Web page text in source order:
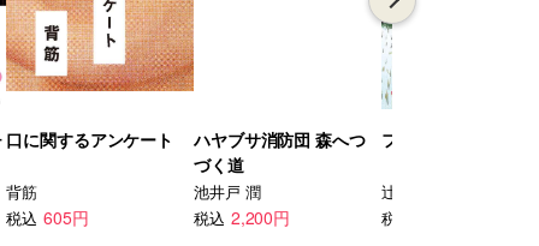
口に関するアンケート
背筋
税込 605円
ハヤブサ消防団 森へつ
づく道
池井戸 潤
税込 2,200円
ファイア・ドーム 下
辻村 深月
税込